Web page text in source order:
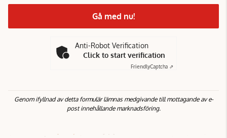
Gå med nu!
Anti-Robot Verification
Click to start verification
FriendlyCaptcha ⇗
Genom ifyllnad av detta formulär lämnas medgivande till mottagande av e-
post innehållande marknadsföring.